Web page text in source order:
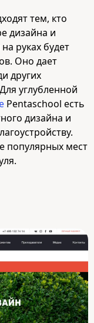
тем, кто
дизайна и
руках будет
Оно дает
других
углубленной
Pentaschool есть
дизайна и
популярных мест